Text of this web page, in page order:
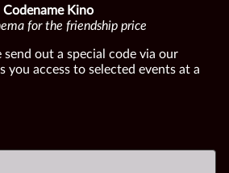
Codename Kino
for the friendship price
out a special code via our
you access to selected events at a